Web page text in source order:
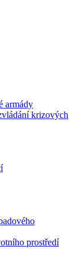
armády
krizových
prostředí